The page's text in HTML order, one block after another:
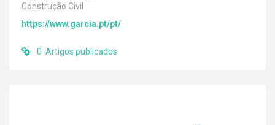
Construção Civil
https://www.garcia.pt/pt/
0 Artigos publicados